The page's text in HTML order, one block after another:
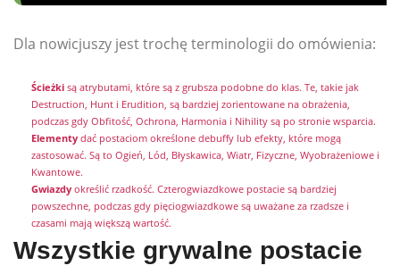
Dla nowicjuszy jest trochę terminologii do omówienia:
Ścieżki są atrybutami, które są z grubsza podobne do klas. Te, takie jak
Destruction, Hunt i Erudition, są bardziej zorientowane na obrażenia,
podczas gdy Obfitość, Ochrona, Harmonia i Nihility są po stronie wsparcia.
Elementy dać postaciom określone debuffy lub efekty, które mogą
zastosować. Są to Ogień, Lód, Błyskawica, Wiatr, Fizyczne, Wyobrażeniowe i
Kwantowe.
Gwiazdy określić rzadkość. Czterogwiazdkowe postacie są bardziej
powszechne, podczas gdy pięciogwiazdkowe są uważane za rzadsze i
czasami mają większą wartość.
Wszystkie grywalne postacie